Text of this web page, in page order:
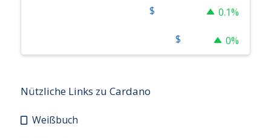
$ 0.1%
$ 0%
Nützliche Links zu Cardano
Weißbuch